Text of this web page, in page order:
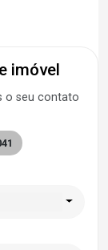
imóvel
o seu contato